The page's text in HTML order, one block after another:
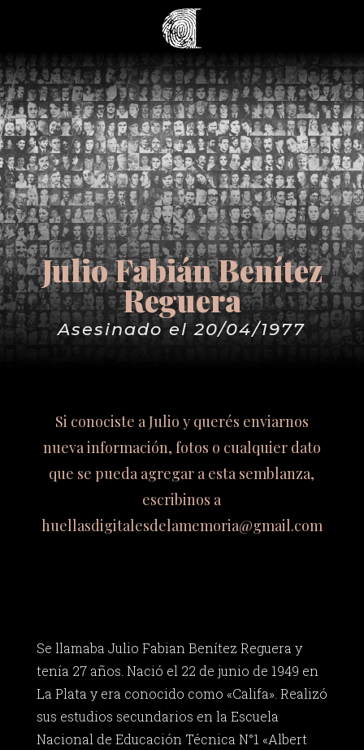
Julio Fabián Benítez
Reguera
Asesinado el 20/04/1977
Si conociste a Julio y querés enviarnos
nueva información, fotos o cualquier dato
que se pueda agregar a esta semblanza,
escribinos a
huellasdigitalesdelamemoria@gmail.com
Se llamaba Julio Fabian Benítez Reguera y
tenía 27 años. Nació el 22 de junio de 1949 en
La Plata y era conocido como «Califa». Realizó
sus estudios secundarios en la Escuela
Nacional de Educación Técnica N°1 «Albert